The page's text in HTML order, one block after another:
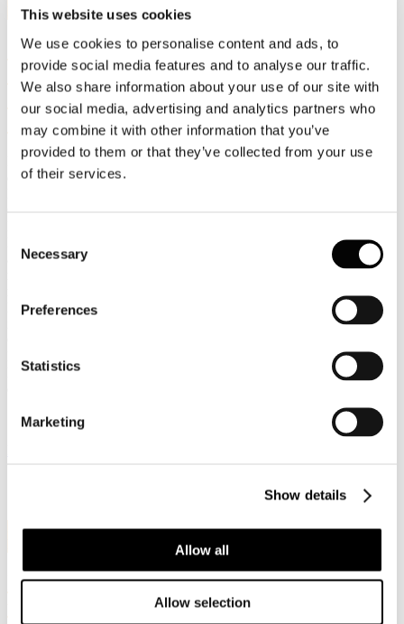
This website uses cookies
We use cookies to personalise content and ads, to
provide social media features and to analyse our traffic.
We also share information about your use of our site with
our social media, advertising and analytics partners who
may combine it with other information that you’ve
provided to them or that they’ve collected from your use
of their services.
Selection
Necessary
Preferences
Statistics
Marketing
Show details
Allow all
Allow selection
Feb, 2017
SEMINARIO- FOOD PACKAGING IN
CARTA E CARTONE: INNOVAZIONI
CONTRO GLI SPRECHI - 24 MARZO
2017
Il prossimo 24 marzo 2017, alle ore 9.30, si terrà presso la Camera
di Commercio di Milano in via Meravigli, 9/b il seminario FOOD
Maria Chiara Gadda illustrerà come combattere lo spreco di cibo
anche mediante gli imballaggi innovativi (Legge Gadda). I più
Barbara Del Curto Ed. Dativo), verranno discussi da Università,
imprese, centri di ricerca oltre che da Assocarta, Assografici e
Ministero delle Politiche Agricole Alimentari e Forestali e Barbara
Degani del Ministero dell'Ambiente e della Tutela del Territorio e
Scarica il Programma per iscrizione gratuita:
Il Principe Carlo d’Inghilterra non
utilizza asciugatori ad aria per le mani